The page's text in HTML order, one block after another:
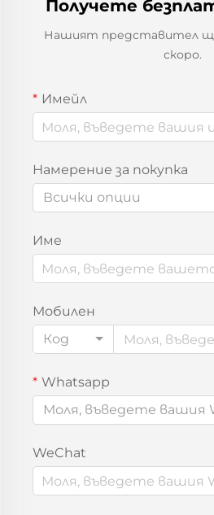
Получете
Нашият представител
скоро.
Имейл
Намерение за покупка
Всички опции
Име
Мобилен
Код
Whatsapp
Моля, въведете вашия
WeChat